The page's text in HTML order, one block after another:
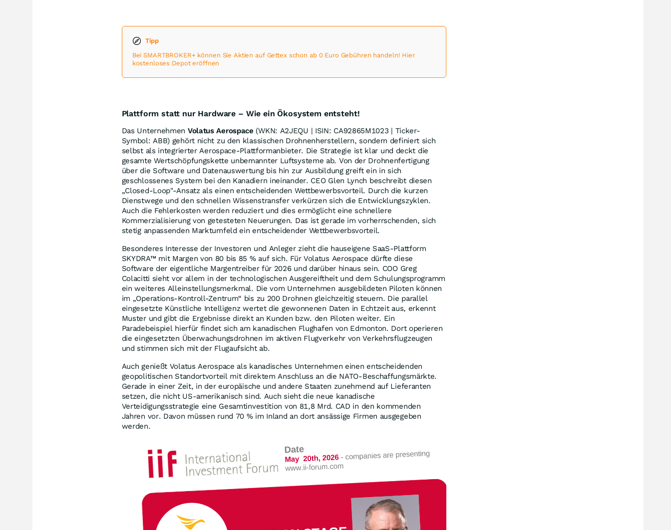
Tipp
Bei SMARTBROKER+ können Sie Aktien auf Gettex schon ab 0 Euro Gebühren handeln! Hier
kostenloses Depot eröffnen
Plattform statt nur Hardware – Wie ein Ökosystem entsteht!
Das Unternehmen Volatus Aerospace (WKN: A2JEQU | ISIN: CA92865M1023 | Ticker-
Symbol: ABB) gehört nicht zu den klassischen Drohnenherstellern, sondern definiert sich
selbst als integrierter Aerospace-Plattformanbieter. Die Strategie ist klar und deckt die
gesamte Wertschöpfungskette unbemannter Luftsysteme ab. Von der Drohnenfertigung
über die Software und Datenauswertung bis hin zur Ausbildung greift ein in sich
geschlossenes System bei den Kanadiern ineinander. CEO Glen Lynch beschreibt diesen
„Closed-Loop"-Ansatz als einen entscheidenden Wettbewerbsvorteil. Durch die kurzen
Dienstwege und den schnellen Wissenstransfer verkürzen sich die Entwicklungszyklen.
Auch die Fehlerkosten werden reduziert und dies ermöglicht eine schnellere
Kommerzialisierung von getesteten Neuerungen. Das ist gerade im vorherrschenden, sich
stetig anpassenden Marktumfeld ein entscheidender Wettbewerbsvorteil.
Besonderes Interesse der Investoren und Anleger zieht die hauseigene SaaS-Plattform
SKYDRA™ mit Margen von 80 bis 85 % auf sich. Für Volatus Aerospace dürfte diese
Software der eigentliche Margentreiber für 2026 und darüber hinaus sein. COO Greg
Colacitti sieht vor allem in der technologischen Ausgereiftheit und dem Schulungsprogramm
ein weiteres Alleinstellungsmerkmal. Die vom Unternehmen ausgebildeten Piloten können
im „Operations-Kontroll-Zentrum“ bis zu 200 Drohnen gleichzeitig steuern. Die parallel
eingesetzte Künstliche Intelligenz wertet die gewonnenen Daten in Echtzeit aus, erkennt
Muster und gibt die Ergebnisse direkt an Kunden bzw. den Piloten weiter. Ein
Paradebeispiel hierfür findet sich am kanadischen Flughafen von Edmonton. Dort operieren
die eingesetzten Überwachungsdrohnen im aktiven Flugverkehr von Verkehrsflugzeugen
und stimmen sich mit der Flugaufsicht ab.
Auch genießt Volatus Aerospace als kanadisches Unternehmen einen entscheidenden
geopolitischen Standortvorteil mit direktem Anschluss an die NATO-Beschaffungsmärkte.
Gerade in einer Zeit, in der europäische und andere Staaten zunehmend auf Lieferanten
setzen, die nicht US-amerikanisch sind. Auch sieht die neue kanadische
Verteidigungsstrategie eine Gesamtinvestition von 81,8 Mrd. CAD in den kommenden
Jahren vor. Davon müssen rund 70 % im Inland an dort ansässige Firmen ausgegeben
werden.